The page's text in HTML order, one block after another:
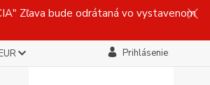
Zľava bude odrátaná vo vystavenom
EUR Prihlásenie